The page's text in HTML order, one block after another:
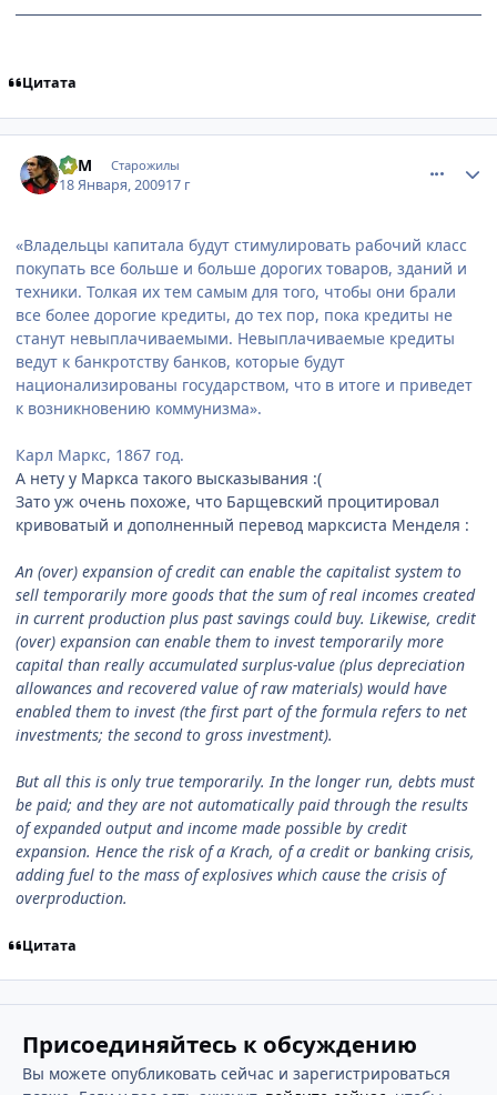
Цитата
АсМ Старожилы
18 Января, 200917 г
«Владельцы капитала будут стимулировать рабочий класс
покупать все больше и больше дорогих товаров, зданий и
техники. Толкая их тем самым для того, чтобы они брали
все более дорогие кредиты, до тех пор, пока кредиты не
станут невыплачиваемыми. Невыплачиваемые кредиты
ведут к банкротству банков, которые будут
национализированы государством, что в итоге и приведет
к возникновению коммунизма».
Карл Маркс, 1867 год.
А нету у Маркса такого высказывания :(
Зато уж очень похоже, что Барщевский процитировал
кривоватый и дополненный перевод марксиста Менделя :
An (over) expansion of credit can enable the capitalist system to
sell temporarily more goods that the sum of real incomes created
in current production plus past savings could buy. Likewise, credit
(over) expansion can enable them to invest temporarily more
capital than really accumulated surplus-value (plus depreciation
allowances and recovered value of raw materials) would have
enabled them to invest (the first part of the formula refers to net
investments; the second to gross investment).
But all this is only true temporarily. In the longer run, debts must
be paid; and they are not automatically paid through the results
of expanded output and income made possible by credit
expansion. Hence the risk of a Krach, of a credit or banking crisis,
adding fuel to the mass of explosives which cause the crisis of
overproduction.
Цитата
Присоединяйтесь к обсуждению
Вы можете опубликовать сейчас и зарегистрироваться